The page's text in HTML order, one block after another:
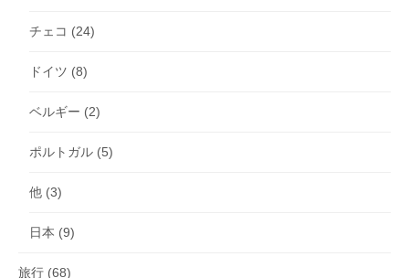
チェコ (24)
ドイツ (8)
ベルギー (2)
ポルトガル (5)
他 (3)
日本 (9)
旅行 (68)